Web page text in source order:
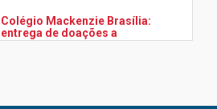
Colégio Mackenzie Brasília:
entrega de doações a
associação Viver da Cidade